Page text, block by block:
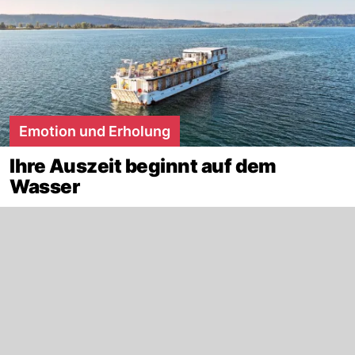
Emotion und Erholung
Ihre Auszeit beginnt auf dem
Wasser